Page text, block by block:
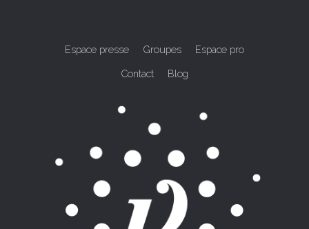
Espace presse Groupes Espace pro
Contact Blog